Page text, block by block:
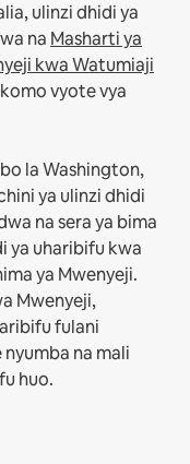
ulinzi dhidi ya
na Masharti ya
kwa Watumiaji
vyote vya
la Washington,
ya ulinzi dhidi
na sera ya bima
ya uharibifu kwa
ya Mwenyeji.
Mwenyeji,
fulani
na mali
huo.